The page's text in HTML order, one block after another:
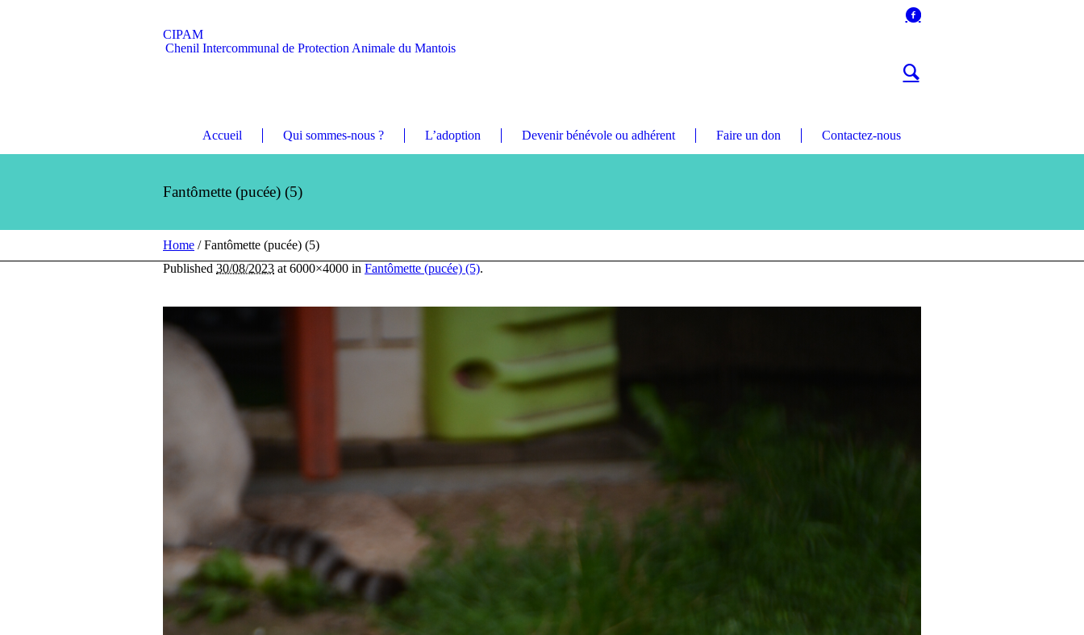
CIPAM
Chenil Intercommunal de Protection Animale du Mantois
Accueil Qui sommes-nous ? L’adoption Devenir bénévole ou adhérent Faire un don Contactez-nous
Fantômette (pucée) (5)
Home /Fantômette (pucée) (5)
Published 30/08/2023 at 6000×4000 in Fantômette (pucée) (5).